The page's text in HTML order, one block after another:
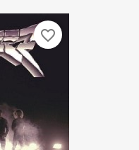
favorite_border